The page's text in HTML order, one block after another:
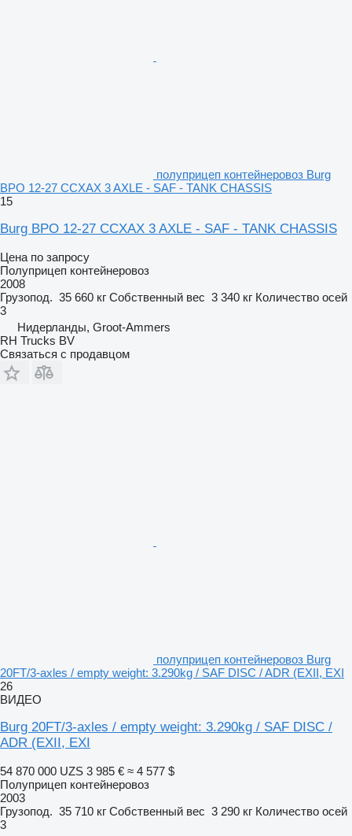
полуприцеп контейнеровоз Burg
BPO 12-27 CCXAX 3 AXLE - SAF - TANK CHASSIS
15
Burg BPO 12-27 CCXAX 3 AXLE - SAF - TANK CHASSIS
Цена по запросу
Полуприцеп контейнеровоз
2008
Грузопод. 35 660 кг Собственный вес 3 340 кг Количество осей
3
Нидерланды, Groot-Ammers
RH Trucks BV
Связаться с продавцом
полуприцеп контейнеровоз Burg
20FT/3-axles / empty weight: 3.290kg / SAF DISC / ADR (EXII, EXI
26
ВИДЕО
Burg 20FT/3-axles / empty weight: 3.290kg / SAF DISC /
ADR (EXII, EXI
54 870 000 UZS 3 985 € ≈ 4 577 $
Полуприцеп контейнеровоз
2003
Грузопод. 35 710 кг Собственный вес 3 290 кг Количество осей
3